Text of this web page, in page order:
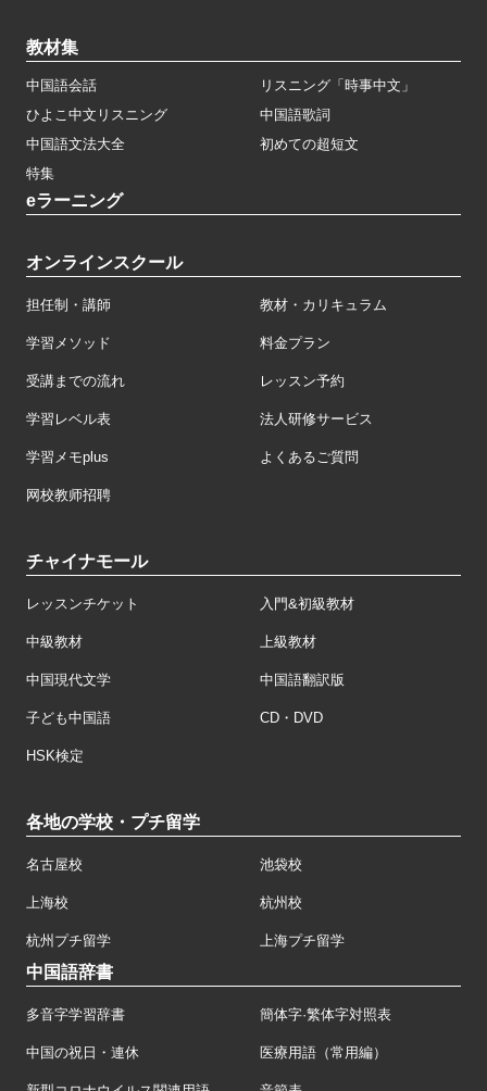
教材集
中国語会話
リスニング「時事中文」
ひよこ中文リスニング
中国語歌詞
中国語文法大全
初めての超短文
特集
eラーニング
オンラインスクール
担任制・講師 教材・カリキュラム
学習メソッド 料金プラン
受講までの流れ レッスン予約
学習レベル表 法人研修サービス
学習メモplus よくあるご質問
网校教师招聘
チャイナモール
レッスンチケット 入門&初級教材
中級教材 上級教材
中国現代文学 中国語翻訳版
子ども中国語 CD・DVD
HSK検定
各地の学校・プチ留学
名古屋校 池袋校
上海校 杭州校
杭州プチ留学 上海プチ留学
中国語辞書
多音字学習辞書 簡体字·繁体字対照表
中国の祝日・連休 医療用語（常用編）